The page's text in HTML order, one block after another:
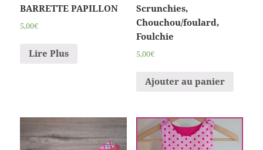
BARRETTE PAPILLON
5,00€
Lire Plus
Scrunchies,
Chouchou/foulard,
Foulchie
5,00€
Ajouter au panier